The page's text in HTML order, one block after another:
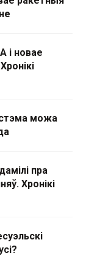
і новае
можа
пра
Хронікі